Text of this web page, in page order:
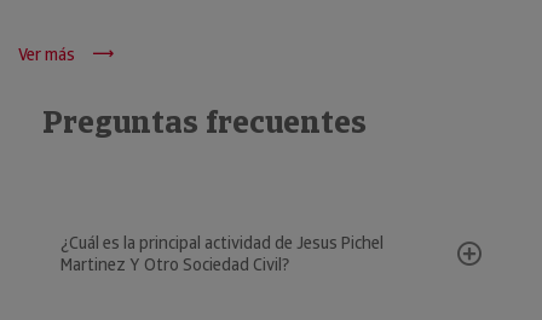
Ver más
Preguntas frecuentes
¿Cuál es la principal actividad de Jesus Pichel
Martinez Y Otro Sociedad Civil?